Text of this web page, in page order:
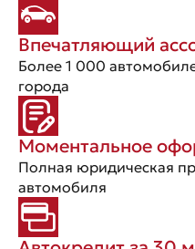
Впечатляющий
Более 1 000
города
Моментальное
Полная юридическая
автомобиля